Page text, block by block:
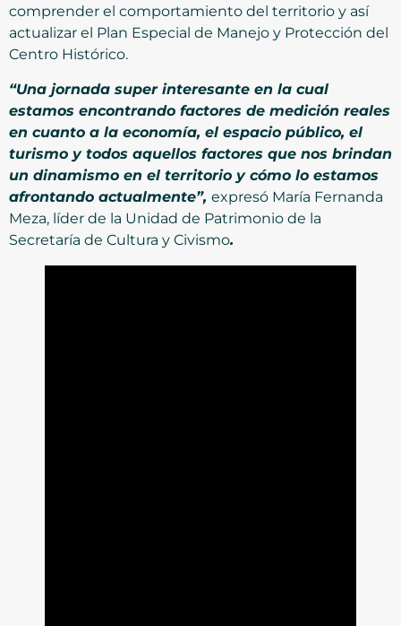
comprender el comportamiento del territorio y así
actualizar el Plan Especial de Manejo y Protección del
Centro Histórico.
“Una jornada super interesante en la cual
estamos encontrando factores de medición reales
en cuanto a la economía, el espacio público, el
turismo y todos aquellos factores que nos brindan
un dinamismo en el territorio y cómo lo estamos
afrontando actualmente”, expresó María Fernanda
Meza, líder de la Unidad de Patrimonio de la
Secretaría de Cultura y Civismo.